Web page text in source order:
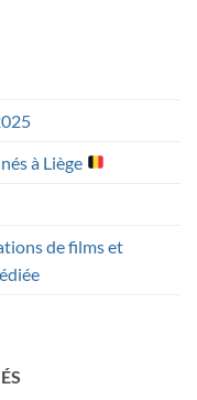
à Liège
de films et